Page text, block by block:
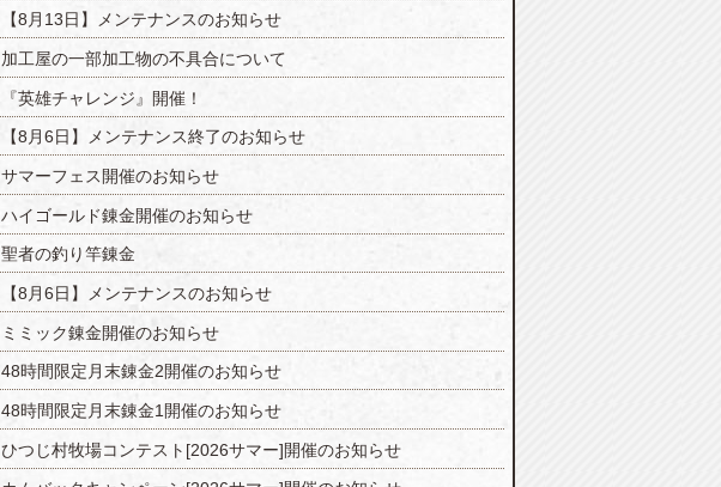
【8月13日】メンテナンスのお知らせ
加工屋の一部加工物の不具合について
『英雄チャレンジ』開催！
【8月6日】メンテナンス終了のお知らせ
サマーフェス開催のお知らせ
ハイゴールド錬金開催のお知らせ
聖者の釣り竿錬金
【8月6日】メンテナンスのお知らせ
ミミック錬金開催のお知らせ
48時間限定月末錬金2開催のお知らせ
48時間限定月末錬金1開催のお知らせ
ひつじ村牧場コンテスト[2026サマー]開催のお知らせ